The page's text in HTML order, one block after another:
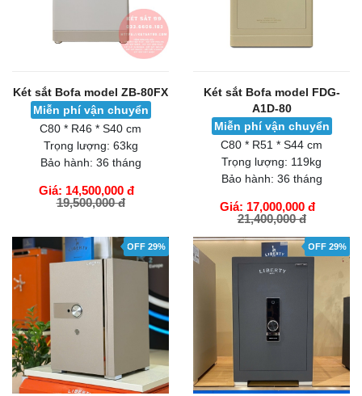
Két sắt Bofa model ZB-80FX
Miễn phí vận chuyển
C80 * R46 * S40 cm
Trọng lượng: 63kg
Bảo hành: 36 tháng
Giá: 14,500,000 đ
19,500,000 đ
Két sắt Bofa model FDG-
A1D-80
Miễn phí vận chuyển
C80 * R51 * S44 cm
Trọng lượng: 119kg
Bảo hành: 36 tháng
Giá: 17,000,000 đ
21,400,000 đ
GIỎ HÀNG
OFF 29% OFF 29%